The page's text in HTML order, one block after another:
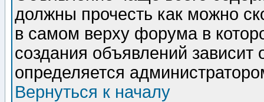
должны прочесть как можно
в самом верху форума в
создания объявлений зависит
определяется
Вернуться к началу